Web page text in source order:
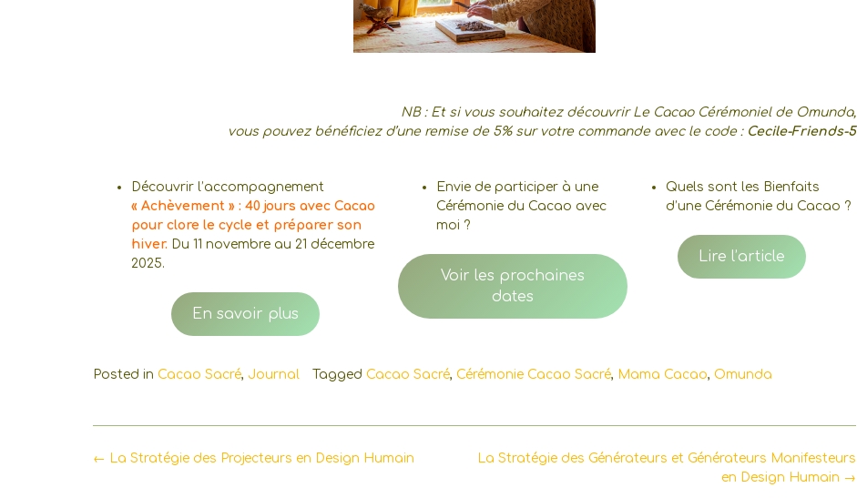
NB : Et si vous souhaitez découvrir Le Cacao Cérémoniel de Omunda,
vous pouvez bénéficiez d’une remise de 5% sur votre commande avec le code : Cecile-Friends-5
Découvrir l’accompagnement
« Achèvement » : 40 jours avec Cacao
pour clore le cycle et préparer son
hiver. Du 11 novembre au 21 décembre
2025.
En savoir plus
Envie de participer à une
Cérémonie du Cacao avec
moi ?
Voir les prochaines
dates
Quels sont les Bienfaits
d’une Cérémonie du Cacao ?
Lire l’article
Posted in Cacao Sacré, Journal Tagged Cacao Sacré, Cérémonie Cacao Sacré, Mama Cacao, Omunda
Post
La Stratégie des Générateurs et Générateurs Manifesteurs
en Design Humain →
← La Stratégie des Projecteurs en Design Humain